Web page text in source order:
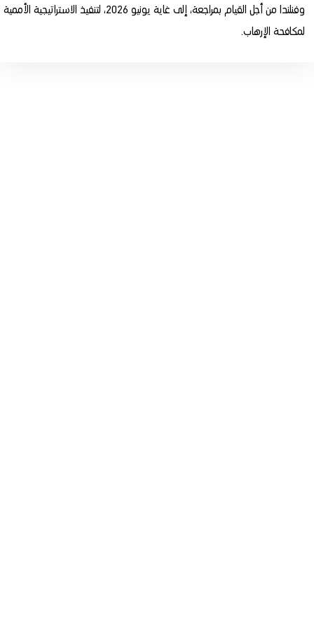
وفنلندا من أجل القيام بمراجعة، إلى غاية يونيو 2026، لتنفيذ الاستراتيجية الأممية
لمكافحة الإرهاب.